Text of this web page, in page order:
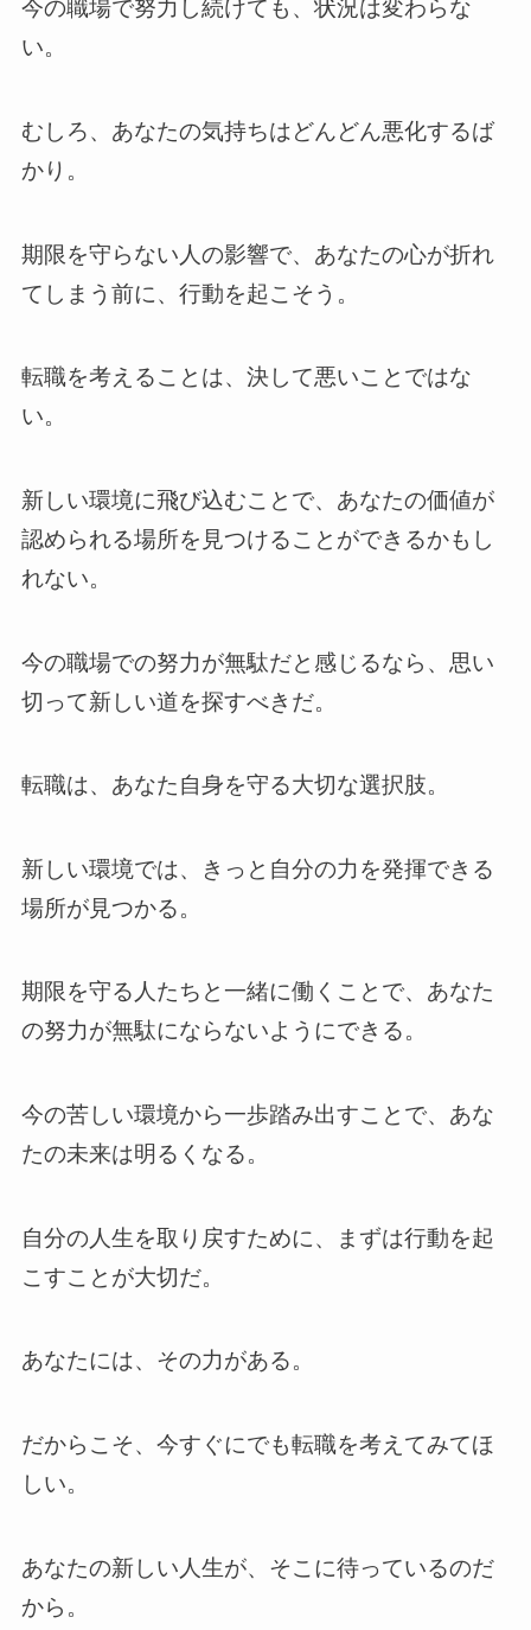
今の職場で努力し続けても、状況は変わらな
い。
むしろ、あなたの気持ちはどんどん悪化するば
かり。
期限を守らない人の影響で、あなたの心が折れ
てしまう前に、行動を起こそう。
転職を考えることは、決して悪いことではな
い。
新しい環境に飛び込むことで、あなたの価値が
認められる場所を見つけることができるかもし
れない。
今の職場での努力が無駄だと感じるなら、思い
切って新しい道を探すべきだ。
転職は、あなた自身を守る大切な選択肢。
新しい環境では、きっと自分の力を発揮できる
場所が見つかる。
期限を守る人たちと一緒に働くことで、あなた
の努力が無駄にならないようにできる。
今の苦しい環境から一歩踏み出すことで、あな
たの未来は明るくなる。
自分の人生を取り戻すために、まずは行動を起
こすことが大切だ。
あなたには、その力がある。
だからこそ、今すぐにでも転職を考えてみてほ
しい。
あなたの新しい人生が、そこに待っているのだ
から。